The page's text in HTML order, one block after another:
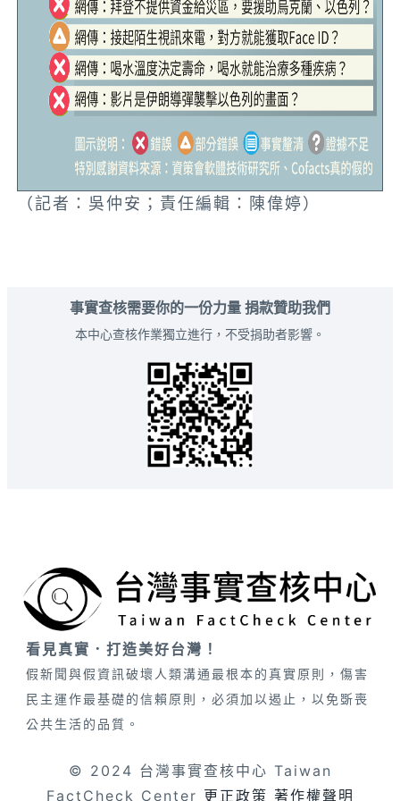
（記者：吳仲安；責任編輯：陳偉婷）
事實查核需要你的一份力量 捐款贊助我們
本中心查核作業獨立進行，不受捐助者影響。
看見真實．打造美好台灣！
假新聞與假資訊破壞人類溝通最根本的真實原則，傷害
民主運作最基礎的信賴原則，必須加以遏止，以免斲喪
公共生活的品質。
© 2024 台灣事實查核中心 Taiwan
FactCheck Center 更正政策 著作權聲明